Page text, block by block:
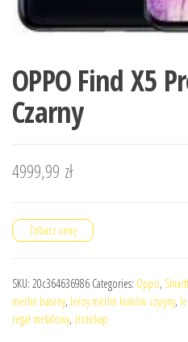
OPPO Find X5
Czarny
4999,99 zł
Zobacz cenę
SKU: 20c364636986 Categories: Oppo,
merlin baseny, leroy merlin kraków czyżyny,
regał metalowy, złotokap